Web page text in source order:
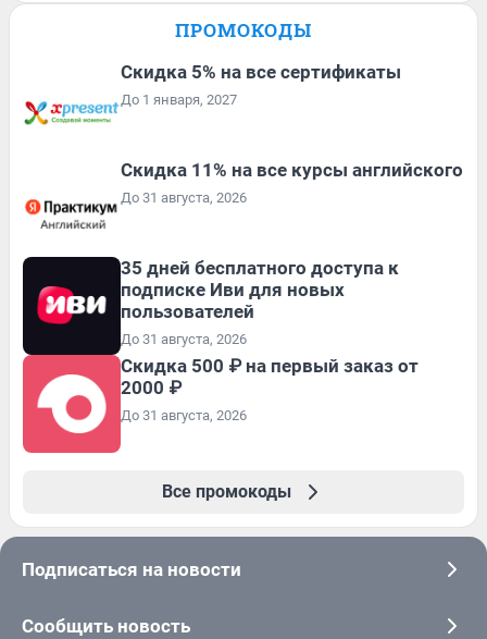
ПРОМОКОДЫ
Скидка 5% на все сертификаты
До 1 января, 2027
Скидка 11% на все курсы английского
До 31 августа, 2026
35 дней бесплатного доступа к
подписке Иви для новых
пользователей
До 31 августа, 2026
Скидка 500 ₽ на первый заказ от
2000 ₽
До 31 августа, 2026
Все промокоды
Подписаться на новости
Сообщить новость